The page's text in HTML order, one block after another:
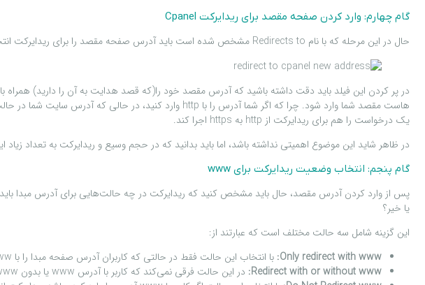
گام چهارم: وارد کردن صفحه مقصد برای ریدایرکت Cpanel
حال در این مرحله که با نام Redirects to مشخص شده است باید آدرس صفحه مقصد را برای ریدایرکت انتخاب کنید. این صفحه در واقع صفحه‌ای است که کاربر از آدرس قبلی(قدیمی)به آن هدایت خواهد شد.
یک درخواست را هم برای ریدایرکت از http به https اجرا کند.
در ظاهر شاید این موضوع اهمیتی نداشته باشد، اما باید بدانید که در حجم وسیع و ریدایرکت به تعداد
گام پنجم: انتخاب وضعیت ریدایرکت برای www
یا خیر؟
این گزینه شامل سه حالت مختلف است که عبارتند از:
Only redirect with www: با انتخاب این حالت فقط در حالتی که کاربران آدرس صفحه مبدا را با www وارد کرده باشند ریدایرکت به صفحه جدید انجام می‌گیرد.
Redirect with or without www: در این حالت فرقی نمی‌کند که کاربر با آدرس www یا بدون www وارد صفحه مبدا شده باشد. در هر دو حالت ریدایرکت به صفحه جدید باید انجام گیرد.